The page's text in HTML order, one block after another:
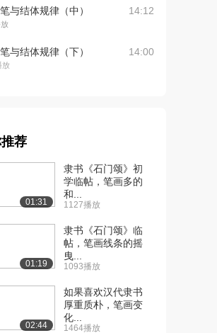
与结体规律（中） 14:12
与结体规律（下）
放
14:00
八系列（中）
放
八系列（下） 11:15
旁学习法（中）
旁学习法（下） 11:33
荐
01:31
隶书《石门颂》初
学临帖，笔画多的
和...
1127播放
01:19
隶书《石门颂》临
帖，笔画线条的摇
曳...
1093播放
02:44
如果喜欢汉代隶书
厚重质朴，笔画变
化...
1464播放